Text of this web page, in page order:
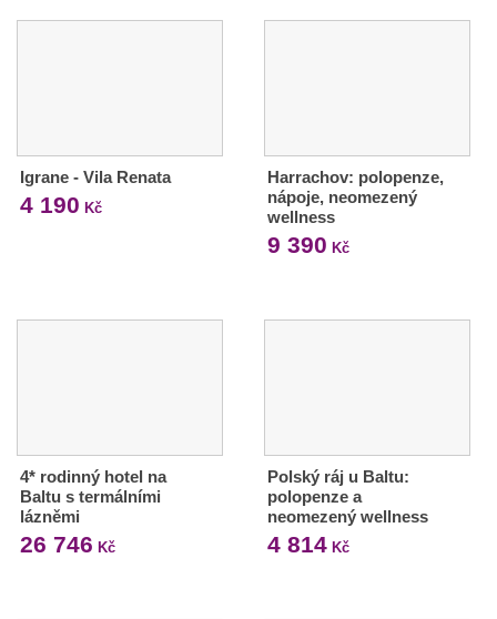
Igrane - Vila Renata
4 190 Kč
Harrachov: polopenze,
nápoje, neomezený
wellness
9 390 Kč
4* rodinný hotel na
Baltu s termálními
lázněmi
26 746 Kč
Polský ráj u Baltu:
polopenze a
neomezený wellness
4 814Kč